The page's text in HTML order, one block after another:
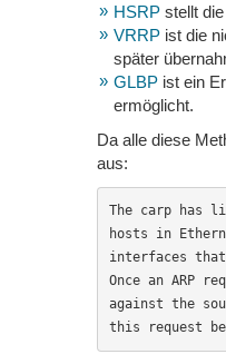
HSRP stellt
VRRP ist die
später
GLBP ist ein
ermöglicht.
Da alle diese
aus:
The carp has
hosts in
interfaces
Once an ARP
against the
this request